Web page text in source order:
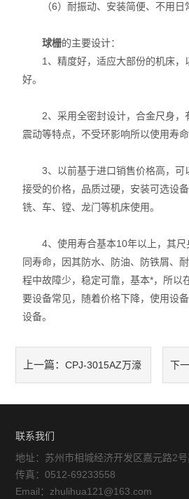
三丰量具
电子衡器
扭力测试仪
EV2515
二次元
放大镜
球栅
仪器配件
暖通环保测试仪器
工具显微镜系列
金相显微镜
刀具预调系列
白光干涉仪
（6）耐振动、安装简便、不用日
球栅的主要设计：
1、精度好，适应大部份的机床，
好。
2、采用全密封设计，合金尺身，
震动等特点，不受环影响所以使用寿命
3、以前基于进口销售价格高，可
接受的价格，品质过硬，安装可选设
铣、车、镗、龙门等机床使用。
4、使用寿合基本10年以上，其尺
同寿命，因其防水、防油、防铁屑、
程中故障少，稳定可靠，基本*，所以
要设备常见，随着价格下降，使用设
设备。
上一篇：CPJ-3015AZ万濠 下一
联系我们
地址：苏州市相城经济开发区嘉元路2
传真：0512-69233558
Email：zhulihua121@163.com